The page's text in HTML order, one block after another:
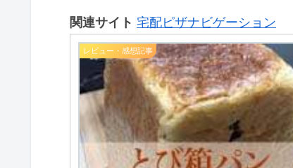
関連サイト 宅配ピザナビゲーション
レビュー・感想記事